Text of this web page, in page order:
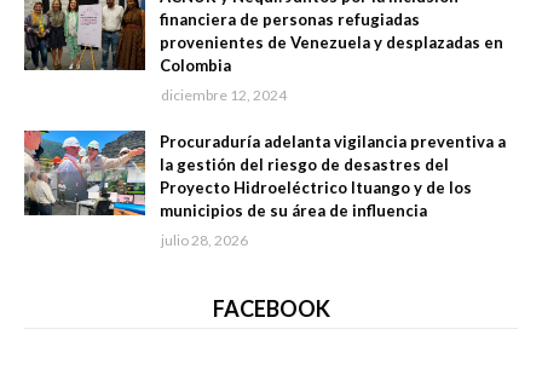
financiera de personas refugiadas
provenientes de Venezuela y desplazadas en
Colombia
diciembre 12, 2024
Procuraduría adelanta vigilancia preventiva a
la gestión del riesgo de desastres del
Proyecto Hidroeléctrico Ituango y de los
municipios de su área de influencia
julio 28, 2026
FACEBOOK